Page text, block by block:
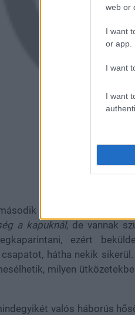
web or
I want
or app.
I want
I want
világháború végén
a kapuknál, de vannak
ezért
hátha nekik
milyen
valós háborús